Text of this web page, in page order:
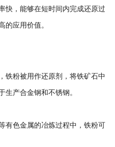
，能够在短时间内完成还原过
的应用价值。
粉被用作还原剂，将铁矿石中
生产合金钢和不锈钢。
色金属的冶炼过程中，铁粉可